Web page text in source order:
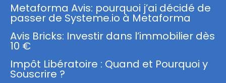
Metaforma Avis: pourquoi j’ai décidé de
passer de Systeme.io à Metaforma
Avis Bricks: Investir dans l’immobilier dès
10 €
Impôt Libératoire : Quand et Pourquoi y
Souscrire ?